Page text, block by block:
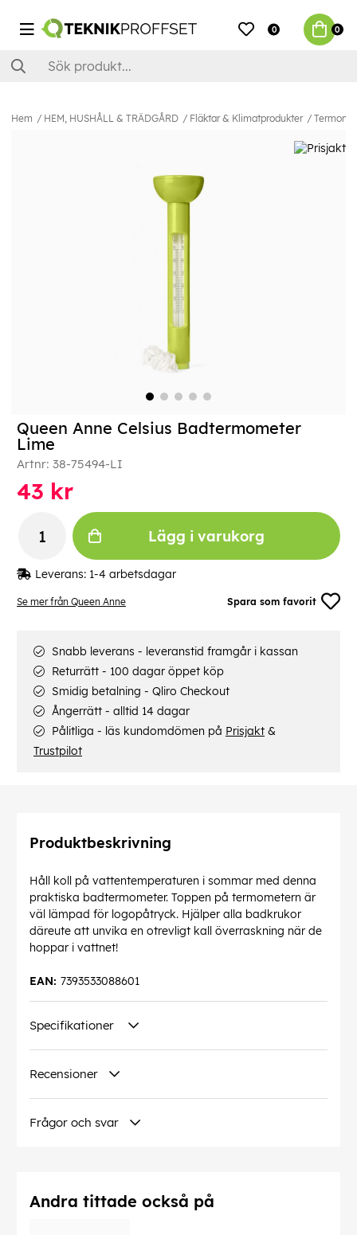
0 0
Hem HEM, HUSHÅLL & TRÄDGÅRD Fläktar & Klimatprodukter
Se mer från Queen Anne Spara som favorit
Queen Anne Celsius Badtermometer
Lime
Artnr: 38-75494-LI
43 kr
Lägg i varukorg
Leverans: 1-4 arbetsdagar
Snabb leverans - leveranstid framgår i kassan
Returrätt - 100 dagar öppet köp
Smidig betalning - Qliro Checkout
Ångerrätt - alltid 14 dagar
Pålitliga - läs kundomdömen på Prisjakt &
Trustpilot
Produktbeskrivning
Håll koll på vattentemperaturen i sommar med denna
praktiska badtermometer. Toppen på termometern är
väl lämpad för logopåtryck. Hjälper alla badkrukor
däreute att unvika en otrevligt kall överraskning när de
hoppar i vattnet!
7393533088601
EAN:
Specifikationer
Recensioner
Frågor och svar
Andra tittade också på